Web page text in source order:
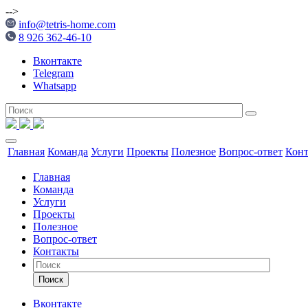
-->
info@tetris-home.com
8 926 362-46-10
Вконтакте
Telegram
Whatsapp
Главная Команда Услуги Проекты Полезное Вопрос-ответ
Главная
Команда
Услуги
Проекты
Полезное
Вопрос-ответ
Контакты
Поиск
Вконтакте